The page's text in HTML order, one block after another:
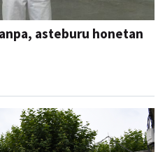
asteburu honetan